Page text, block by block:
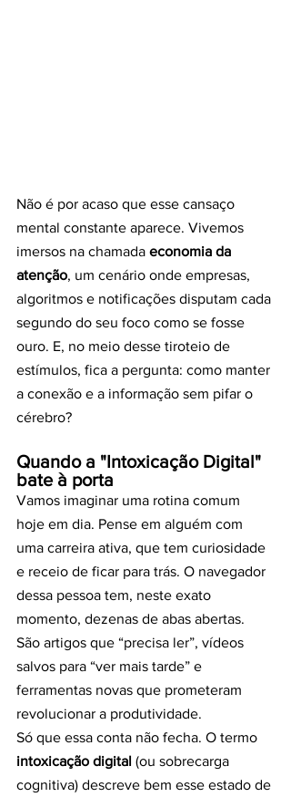
Não é por acaso que esse cansaço
mental constante aparece. Vivemos
imersos na chamada economia da
atenção, um cenário onde empresas,
algoritmos e notificações disputam cada
segundo do seu foco como se fosse
ouro. E, no meio desse tiroteio de
estímulos, fica a pergunta: como manter
a conexão e a informação sem pifar o
cérebro?
Quando a "Intoxicação Digital"
bate à porta
Vamos imaginar uma rotina comum
hoje em dia. Pense em alguém com
uma carreira ativa, que tem curiosidade
e receio de ficar para trás. O navegador
dessa pessoa tem, neste exato
momento, dezenas de abas abertas.
São artigos que “precisa ler”, vídeos
salvos para “ver mais tarde” e
ferramentas novas que prometeram
revolucionar a produtividade.
Só que essa conta não fecha. O termo
intoxicação digital (ou sobrecarga
cognitiva) descreve bem esse estado de